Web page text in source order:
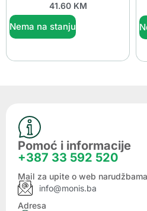
41.60 KM
Nema na stanju
Pomoć i informacije
+387 33 592 520
Mail za upite o web
info@monis.ba
Adresa